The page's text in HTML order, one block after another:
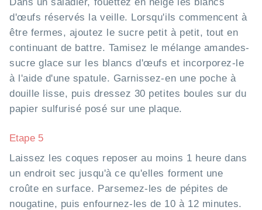
d'œufs réservés la veille. Lorsqu'ils commencent à
être fermes, ajoutez le sucre petit à petit, tout en
continuant de battre. Tamisez le mélange amandes-
sucre glace sur les blancs d'œufs et incorporez-le
à l'aide d'une spatule. Garnissez-en une poche à
douille lisse, puis dressez 30 petites boules sur du
papier sulfurisé posé sur une plaque.
Etape 5
Laissez les coques reposer au moins 1 heure dans
un endroit sec jusqu'à ce qu'elles forment une
croûte en surface. Parsemez-les de pépites de
nougatine, puis enfournez-les de 10 à 12 minutes.